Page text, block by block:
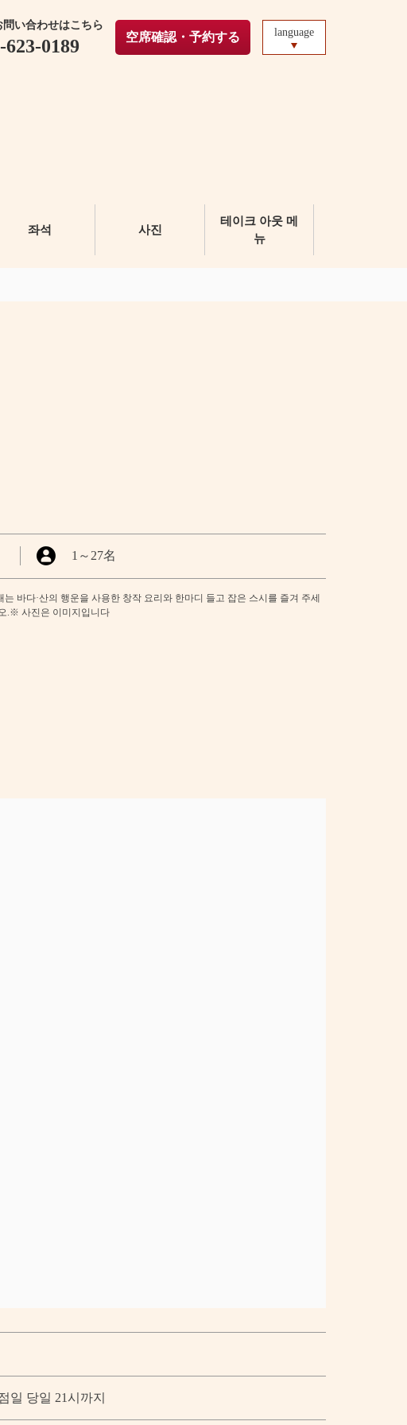
問い合わせはこちら
623-0189 空席確認・予約する language
좌석 사진
테이크 아웃 메
뉴
1 ～ 27名
바다·산의 행운을 사용한 창작 요리와 한마디 들고 잡은 스시를 즐겨 주세
.※ 사진은 이미지입니다
일 당일 21시까지